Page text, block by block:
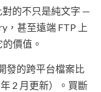
的不只是純文字 —
，甚至遠端 FTP 上
價值。
發的跨平台檔案比
2 月更新）。買斷